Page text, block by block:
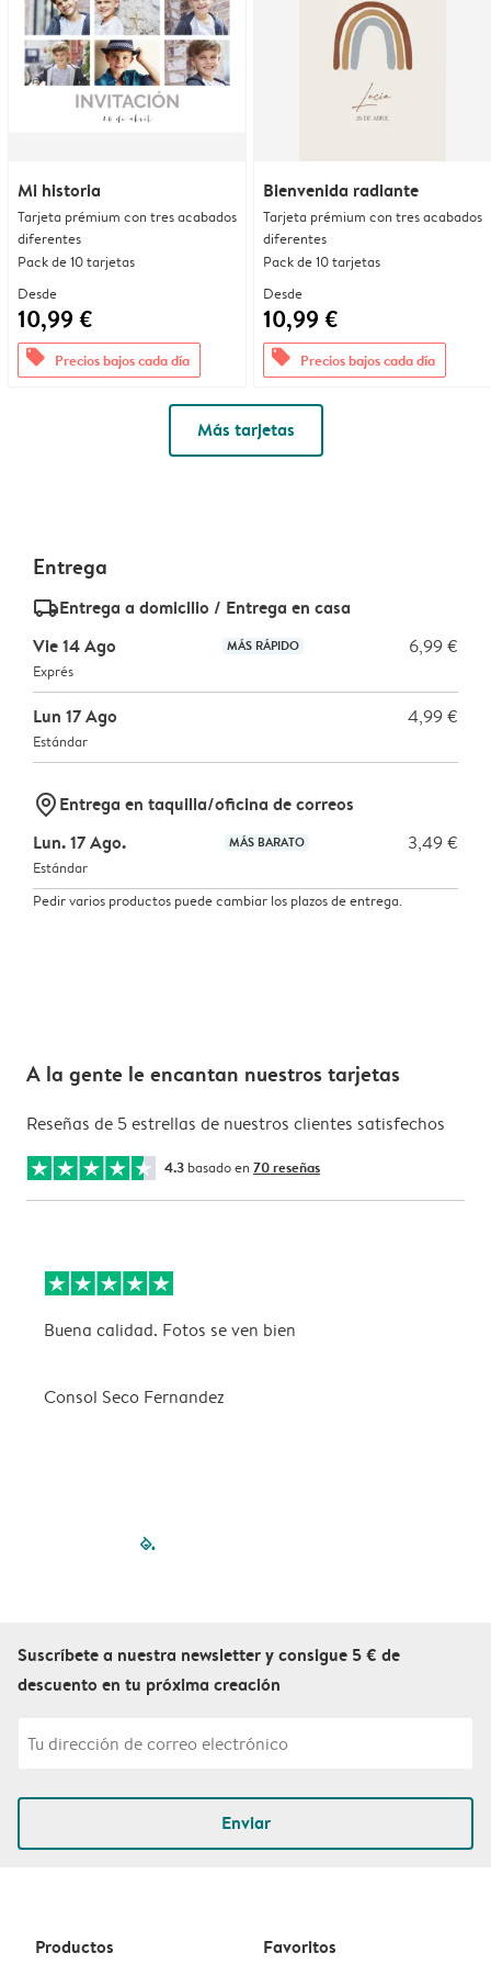
Mi historia
Tarjeta prémium con tres acabados
diferentes
Pack de 10 tarjetas
Desde
10,99 €
offers Precios bajos cada día
Bienvenida radiante
Tarjeta prémium con tres acabados
diferentes
Pack de 10 tarjetas
Desde
10,99 €
offers Precios bajos cada día
Más tarjetas
Entrega
delivery_standard_v2Entrega a domicilio / Entrega en casa
Vie 14 Ago
MÁS RÁPIDO 6,99 €
Exprés
Lun 17 Ago 4,99 €
Estándar
marker-pinEntrega en taquilla/oficina de correos
Lun. 17 Ago.
MÁS BARATO 3,49 €
Estándar
Pedir varios productos puede cambiar los plazos de entrega.
A la gente le encantan nuestros tarjetas
Reseñas de 5 estrellas de nuestros clientes satisfechos
4.3 basado en 70 reseñas
Buena calidad. Fotos se ven bien
Consol Seco Fernandez
filled-pagination
Suscríbete a nuestra newsletter y consigue 5 € de
descuento en tu próxima creación
Enviar
Productos Favoritos